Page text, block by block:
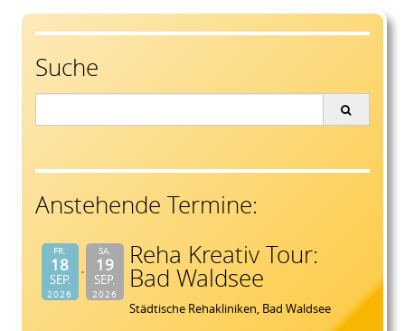
Suche
Anstehende Termine:
FR.
18
SEP.
2026
SA.
19
SEP.
2026
Reha Kreativ Tour:
Bad Waldsee
Städtische Rehakliniken, Bad Waldsee